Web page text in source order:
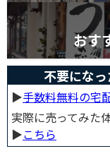
おす
不要にな
▶︎手数料無料の宅
実際に売ってみた
▶︎こちら